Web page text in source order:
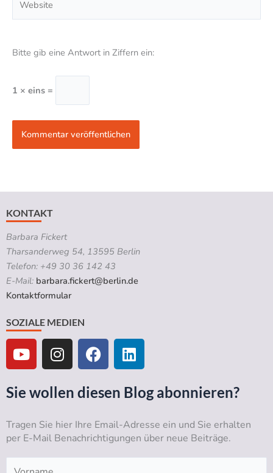
Bitte gib eine Antwort in Ziffern ein:
1 × eins =
KONTAKT
Barbara Fickert
Tharsanderweg 54, 13595 Berlin
Telefon: +49 30 36 142 43
E-Mail: barbara.fickert@berlin.de
Kontaktformular
SOZIALE MEDIEN
Y
o
u
t
u
e
I
n
s
t
a
g
r
a
m
F
a
c
e
b
o
o
k
L
i
n
k
e
d
i
n
Sie wollen diesen Blog abonnieren?
Tragen Sie hier Ihre Email-Adresse ein und Sie erhalten
per E-Mail Benachrichtigungen über neue Beiträge.